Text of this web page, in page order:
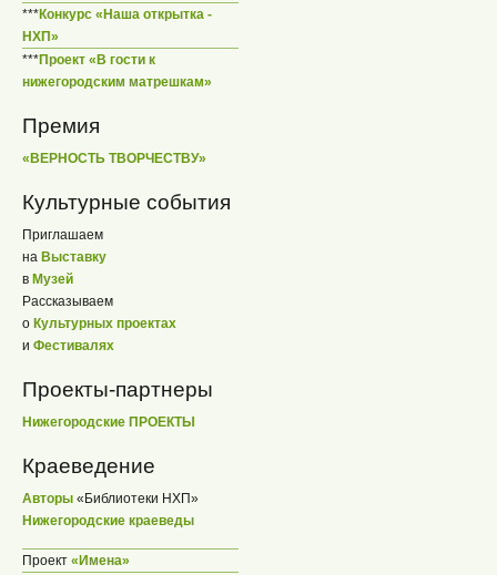
***Конкурс «Наша открытка -
НХП»
***Проект «В гости к
нижегородским матрешкам»
Премия
«ВЕРНОСТЬ ТВОРЧЕСТВУ»
Культурные события
Приглашаем
на Выставку
в Музей
Рассказываем
о Культурных проектах
и Фестивалях
Проекты-партнеры
Нижегородские ПРОЕКТЫ
Краеведение
Авторы «Библиотеки НХП»
Нижегородские краеведы
Проект «Имена»